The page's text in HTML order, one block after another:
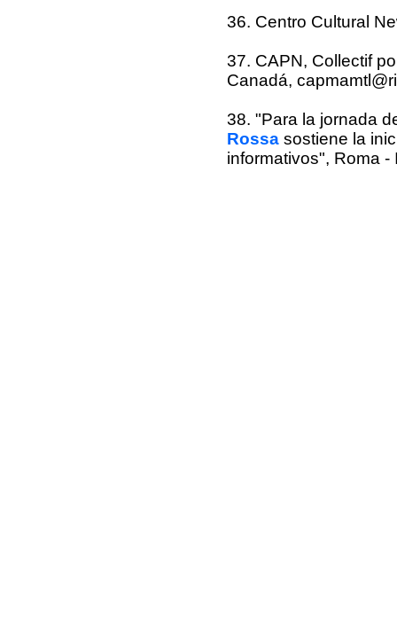
36. Centro Cultural
37. CAPN, Collectif
Canadá,
38. "Para la jornada
Rossasostiene la
informativos", Roma -